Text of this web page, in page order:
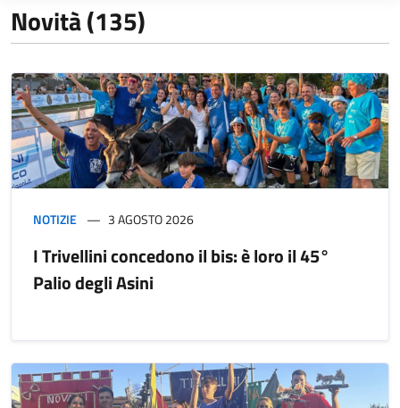
Novità (135)
NOTIZIE 3 AGOSTO 2026
I Trivellini concedono il bis: è loro il 45°
Palio degli Asini